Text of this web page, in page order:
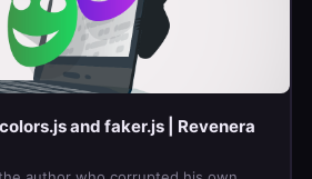
and faker.js | Revenera